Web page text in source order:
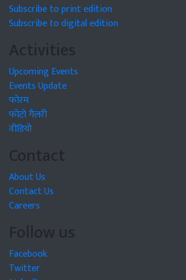
Subscribe to print edition
Subscribe to digital edition
Activities
Upcoming Events
Events Update
फोरम
फोटो गैलरी
वीडियो
Contact
About Us
Contact Us
Careers
Follow us
Facebook
Twitter